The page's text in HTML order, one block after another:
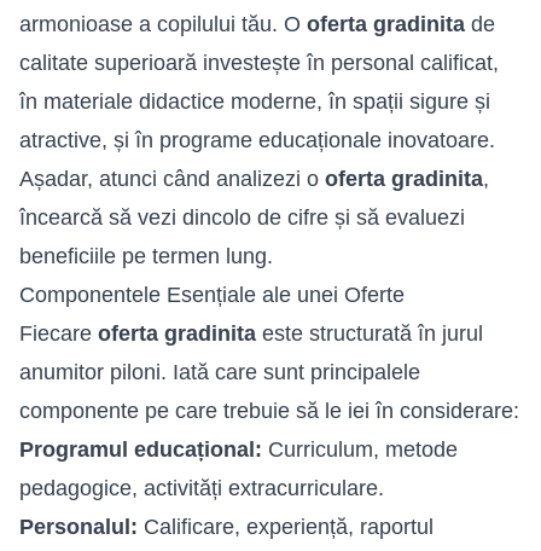
armonioase a copilului tău. O oferta gradinita de
calitate superioară investește în personal calificat,
în materiale didactice moderne, în spații sigure și
atractive, și în programe educaționale inovatoare.
Așadar, atunci când analizezi o oferta gradinita,
încearcă să vezi dincolo de cifre și să evaluezi
beneficiile pe termen lung.
Componentele Esențiale ale unei Oferte
Fiecare oferta gradinita este structurată în jurul
anumitor piloni. Iată care sunt principalele
componente pe care trebuie să le iei în considerare:
Programul educațional: Curriculum, metode
pedagogice, activități extracurriculare.
Personalul: Calificare, experiență, raportul